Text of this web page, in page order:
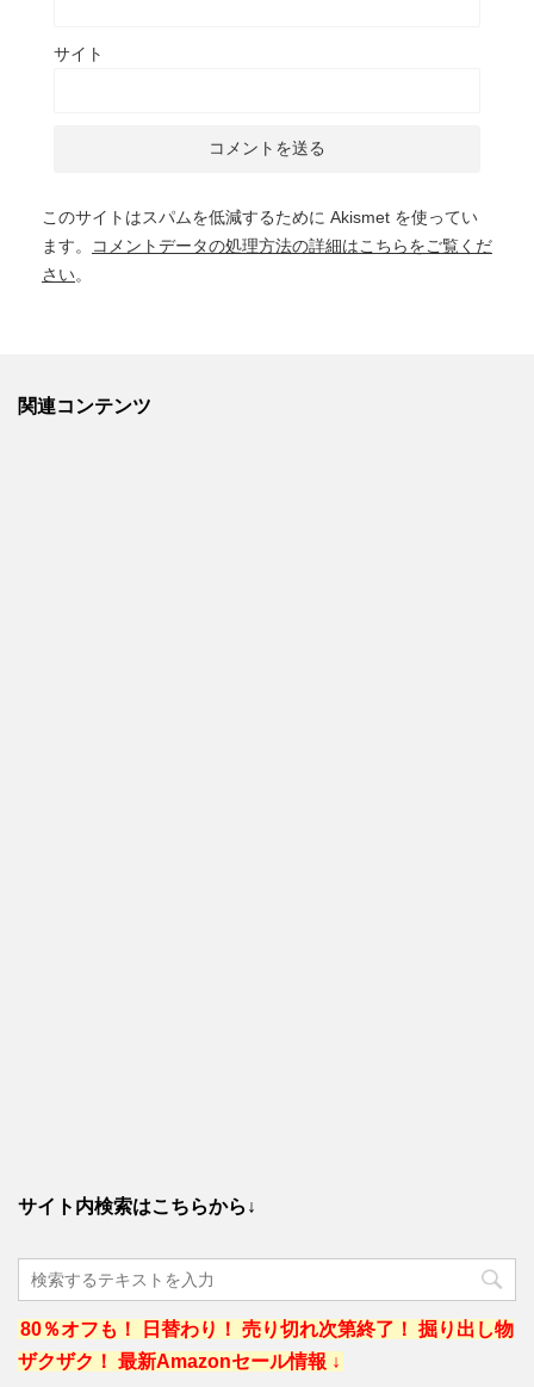
サイト
このサイトはスパムを低減するために Akismet を使ってい
ます。
コメントデータの処理方法の詳細はこちらをご覧くだ
さい。
関連コンテンツ
サイト内検索はこちらから↓
80％オフも！ 日替わり！ 売り切れ次第終了！ 掘り出し物
ザクザク！ 最新Amazonセール情報 ↓